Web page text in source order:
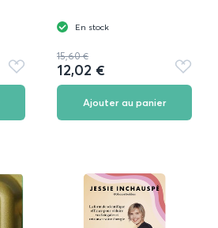
Ajouter
aux
En stock
15,60 €
12,02 €
Ajouter
aux
Ajouter au panier